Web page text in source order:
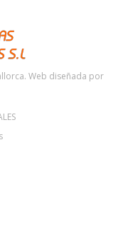
Web diseñada por